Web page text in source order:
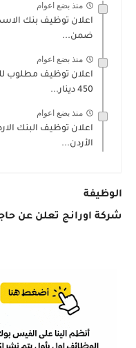
منذ بضع اعوام
اعلان توظيف بنك
ضمن...
منذ بضع اعوام
اعلان توظيف مطلوب
450 دينار...
منذ بضع اعوام
اعلان توظيف البنك
الأردن...
الوظيفة
شركة اورانج تعلن عن